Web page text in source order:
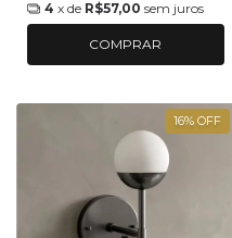
4 x de R$57,00 sem juros
COMPRAR
16% OFF